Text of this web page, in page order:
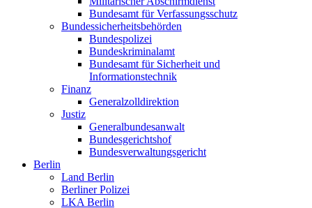
Bundesamt für Verfassungsschutz
Bundessicherheitsbehörden
Bundespolizei
Bundeskriminalamt
Bundesamt für Sicherheit und
Informationstechnik
Finanz
Generalzolldirektion
Justiz
Generalbundesanwalt
Bundesgerichtshof
Bundesverwaltungsgericht
Berlin
Land Berlin
Berliner Polizei
LKA Berlin